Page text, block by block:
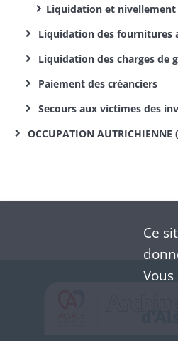
Liquidation et nivellement entre les habitants des charges de guerre supportées par les communes (comptes dressés en exécution
Liquidation des fournitures
Liquidation des charges de
Paiement des créanciers
Secours aux victimes des
OCCUPATION AUTRICHIENNE
Ce